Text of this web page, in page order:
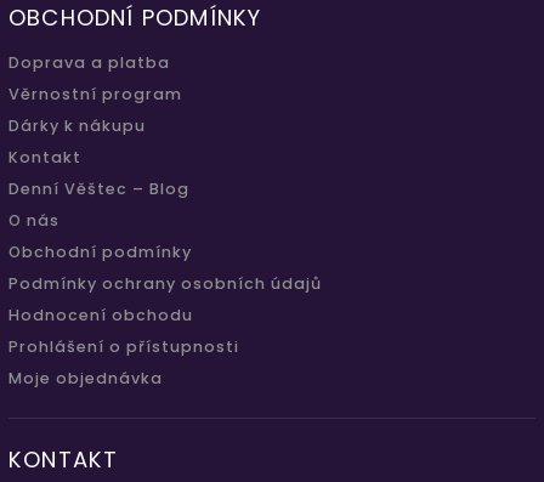
OBCHODNÍ PODMÍNKY
Doprava a platba
Věrnostní program
Dárky k nákupu
Kontakt
Denní Věštec – Blog
O nás
Obchodní podmínky
Podmínky ochrany osobních údajů
Hodnocení obchodu
Prohlášení o přístupnosti
Moje objednávka
KONTAKT